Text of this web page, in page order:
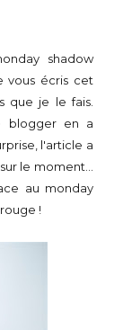
shadow
vous écris cet
que je le fais.
blogger en a
l'article a
le moment...
au monday
!